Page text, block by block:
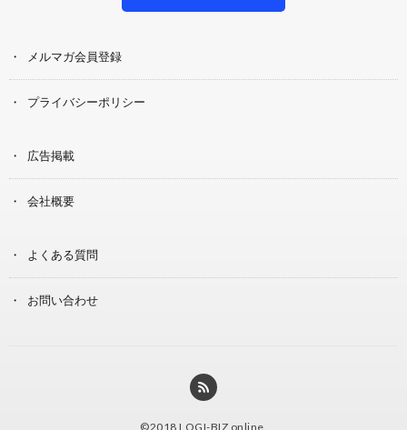
メルマガ会員登録
プライバシーポリシー
広告掲載
会社概要
よくある質問
お問い合わせ
©2018 LOGI-BIZ online